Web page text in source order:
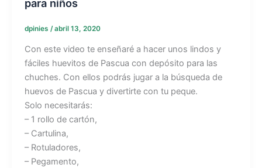
para niños
dpinies /abril 13, 2020
Con este video te enseñaré a hacer unos lindos y
fáciles huevitos de Pascua con depósito para las
chuches. Con ellos podrás jugar a la búsqueda de
huevos de Pascua y divertirte con tu peque.
Solo necesitarás:
– 1 rollo de cartón,
– Cartulina,
– Rotuladores,
– Pegamento,